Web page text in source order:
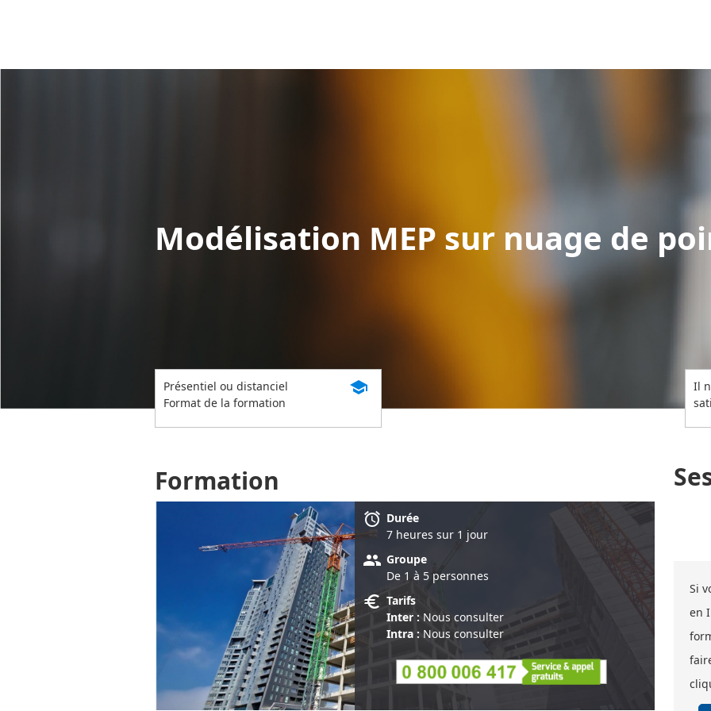
Modélisation MEP sur nuage de
Présentiel ou distanciel
Format de la formation
school
Il
Formation
alarm Durée
7 heures sur 1 jour
group Groupe
De 1 à 5 personnes
euro Tarifs
Inter : Nous consulter
Intra : Nous consulter
Si
en